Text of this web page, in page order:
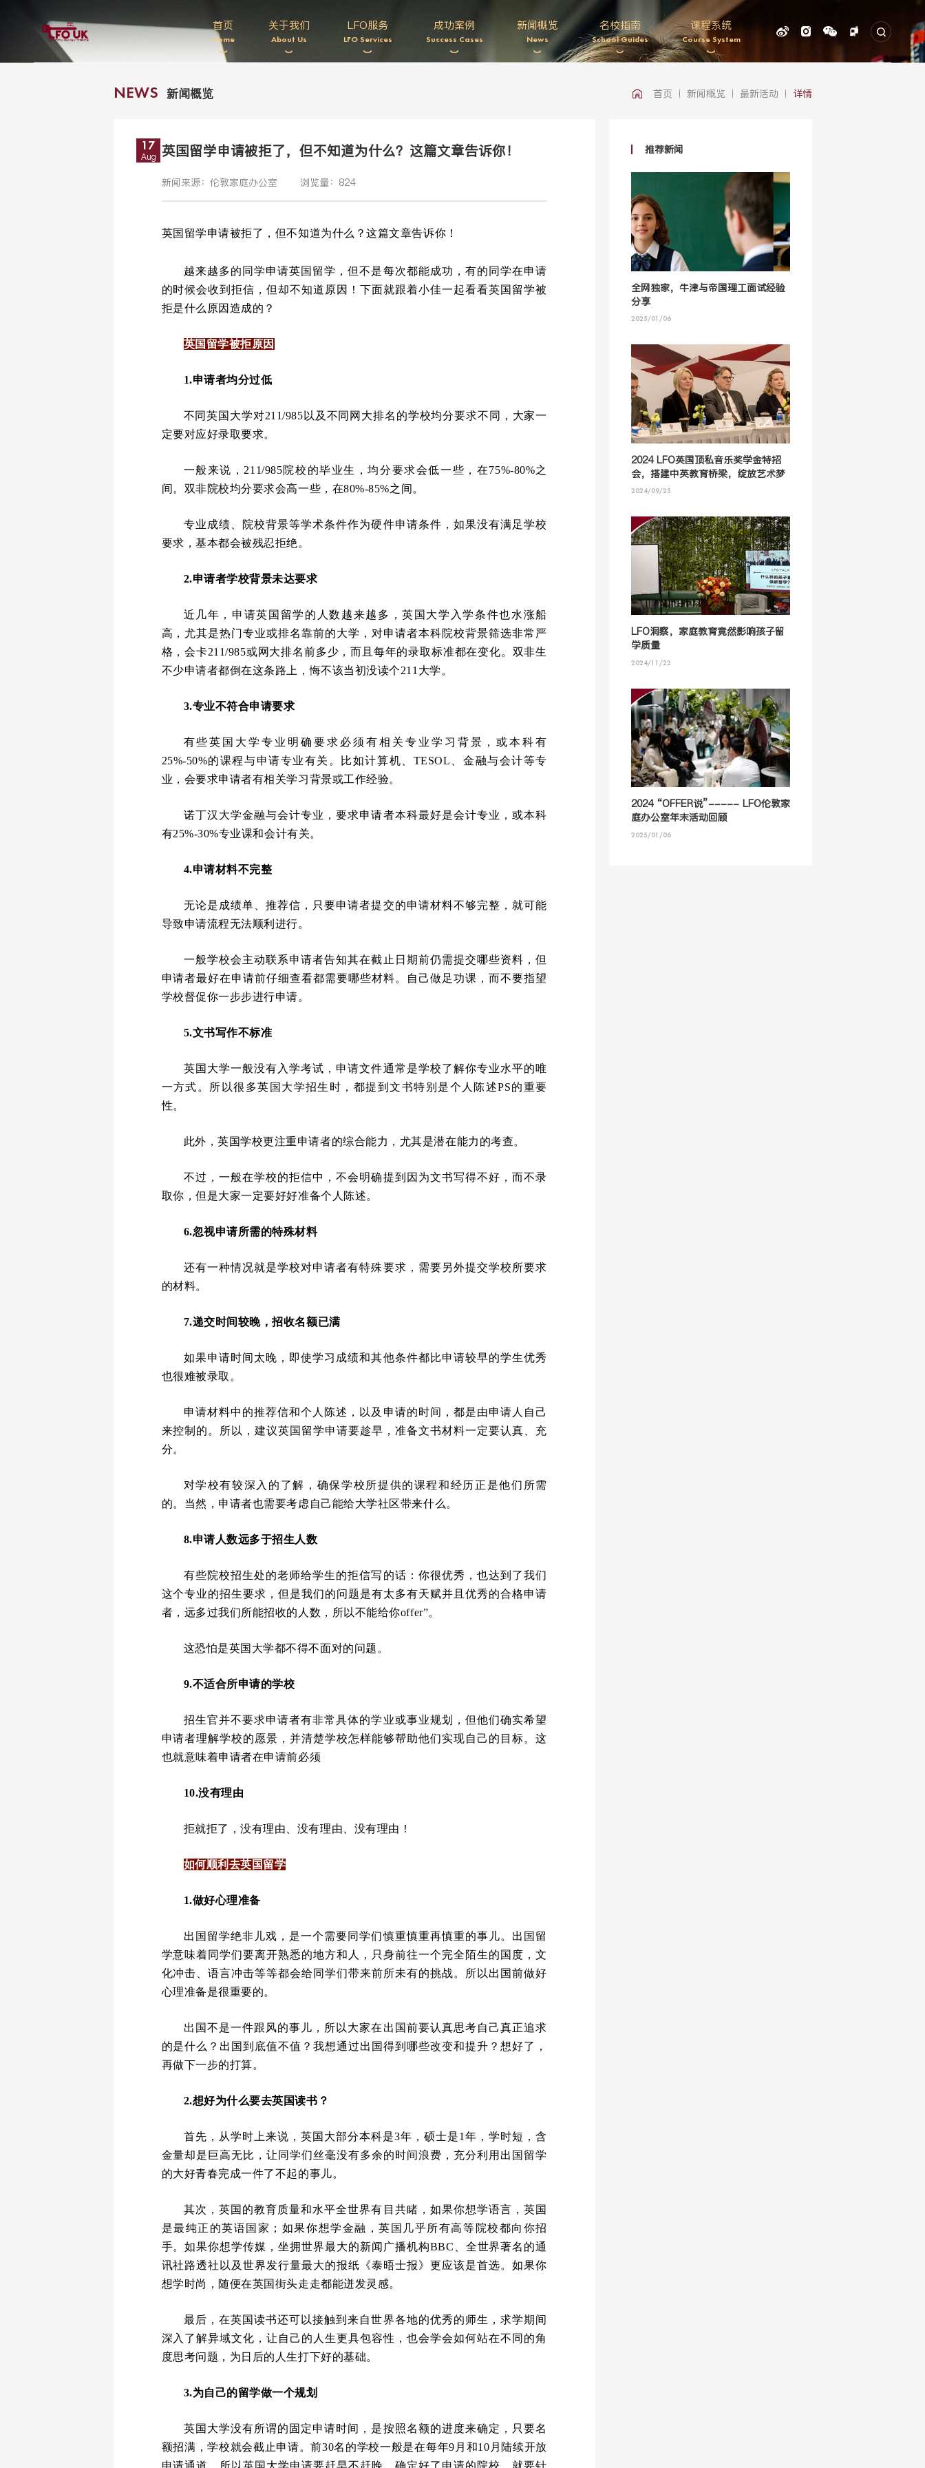
首页
Home
关于我们
About Us
LFO服务
LFO Services
成功案例
Success Cases
新闻概览
News
名校指南
School Guides
课程系统
Course System
NEWS 新闻概览 首页 新闻概览 最新活动 详情
17
Aug 英国留学申请被拒了，但不知道为什么？这篇文章告诉你！
新闻来源：伦敦家庭办公室 浏览量：824
英国留学申请被拒了，但不知道为什么？这篇文章告诉你！
越来越多的同学申请英国留学，但不是每次都能成功，有的同学在申请
的时候会收到拒信，但却不知道原因！下面就跟着小佳一起看看英国留学被
拒是什么原因造成的？
英国留学被拒原因
1.申请者均分过低
不同英国大学对211/985以及不同网大排名的学校均分要求不同，大家一
定要对应好录取要求。
一般来说，211/985院校的毕业生，均分要求会低一些，在75%-80%之
间。双非院校均分要求会高一些，在80%-85%之间。
专业成绩、院校背景等学术条件作为硬件申请条件，如果没有满足学校
要求，基本都会被残忍拒绝。
2.申请者学校背景未达要求
近几年，申请英国留学的人数越来越多，英国大学入学条件也水涨船
高，尤其是热门专业或排名靠前的大学，对申请者本科院校背景筛选非常严
格，会卡211/985或网大排名前多少，而且每年的录取标准都在变化。双非生
不少申请者都倒在这条路上，悔不该当初没读个211大学。
3.专业不符合申请要求
有些英国大学专业明确要求必须有相关专业学习背景，或本科有
25%-50%的课程与申请专业有关。比如计算机、TESOL、金融与会计等专
业，会要求申请者有相关学习背景或工作经验。
诺丁汉大学金融与会计专业，要求申请者本科最好是会计专业，或本科
有25%-30%专业课和会计有关。
4.申请材料不完整
无论是成绩单、推荐信，只要申请者提交的申请材料不够完整，就可能
导致申请流程无法顺利进行。
一般学校会主动联系申请者告知其在截止日期前仍需提交哪些资料，但
申请者最好在申请前仔细查看都需要哪些材料。自己做足功课，而不要指望
学校督促你一步步进行申请。
5.文书写作不标准
英国大学一般没有入学考试，申请文件通常是学校了解你专业水平的唯
一方式。所以很多英国大学招生时，都提到文书特别是个人陈述PS的重要
性。
此外，英国学校更注重申请者的综合能力，尤其是潜在能力的考查。
不过，一般在学校的拒信中，不会明确提到因为文书写得不好，而不录
取你，但是大家一定要好好准备个人陈述。
6.忽视申请所需的特殊材料
还有一种情况就是学校对申请者有特殊要求，需要另外提交学校所要求
的材料。
7.递交时间较晚，招收名额已满
如果申请时间太晚，即使学习成绩和其他条件都比申请较早的学生优秀
也很难被录取。
申请材料中的推荐信和个人陈述，以及申请的时间，都是由申请人自己
来控制的。所以，建议英国留学申请要趁早，准备文书材料一定要认真、充
分。
对学校有较深入的了解，确保学校所提供的课程和经历正是他们所需
的。当然，申请者也需要考虑自己能给大学社区带来什么。
8.申请人数远多于招生人数
有些院校招生处的老师给学生的拒信写的话：你很优秀，也达到了我们
这个专业的招生要求，但是我们的问题是有太多有天赋并且优秀的合格申请
者，远多过我们所能招收的人数，所以不能给你offer”。
这恐怕是英国大学都不得不面对的问题。
9.不适合所申请的学校
招生官并不要求申请者有非常具体的学业或事业规划，但他们确实希望
申请者理解学校的愿景，并清楚学校怎样能够帮助他们实现自己的目标。这
也就意味着申请者在申请前必须
10.没有理由
拒就拒了，没有理由、没有理由、没有理由！
如何顺利去英国留学
1.做好心理准备
出国留学绝非儿戏，是一个需要同学们慎重慎重再慎重的事儿。出国留
学意味着同学们要离开熟悉的地方和人，只身前往一个完全陌生的国度，文
化冲击、语言冲击等等都会给同学们带来前所未有的挑战。所以出国前做好
心理准备是很重要的。
出国不是一件跟风的事儿，所以大家在出国前要认真思考自己真正追求
的是什么？出国到底值不值？我想通过出国得到哪些改变和提升？想好了，
再做下一步的打算。
2.想好为什么要去英国读书？
首先，从学时上来说，英国大部分本科是3年，硕士是1年，学时短，含
金量却是巨高无比，让同学们丝毫没有多余的时间浪费，充分利用出国留学
的大好青春完成一件了不起的事儿。
其次，英国的教育质量和水平全世界有目共睹，如果你想学语言，英国
是最纯正的英语国家；如果你想学金融，英国几乎所有高等院校都向你招
手。如果你想学传媒，坐拥世界最大的新闻广播机构BBC、全世界著名的通
讯社路透社以及世界发行量最大的报纸《泰晤士报》更应该是首选。如果你
想学时尚，随便在英国街头走走都能迸发灵感。
最后，在英国读书还可以接触到来自世界各地的优秀的师生，求学期间
深入了解异域文化，让自己的人生更具包容性，也会学会如何站在不同的角
度思考问题，为日后的人生打下好的基础。
3.为自己的留学做一个规划
英国大学没有所谓的固定申请时间，是按照名额的进度来确定，只要名
额招满，学校就会截止申请。前30名的学校一般是在每年9月和10月陆续开放
推荐新闻
全网独家，牛津与帝国理工面试经验
分享
2025/01/06
2024 LFO英国顶私音乐奖学金特招
会，搭建中英教育桥梁，绽放艺术梦
想之花！
2024/09/25
LFO洞察，家庭教育竟然影响孩子留
学质量
2024/11/22
2024 “OFFER说”----- LFO伦敦家
庭办公室年末活动回顾
2025/01/06